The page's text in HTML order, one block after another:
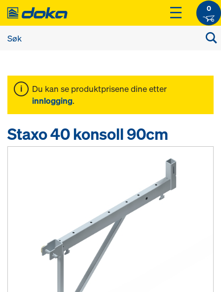
0
Du kan se produktprisene dine etter
innlogging.
Staxo 40 konsoll 90cm